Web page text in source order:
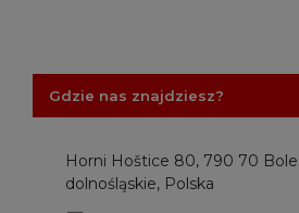
Gdzie nas znajdziesz?
Horni Hoštice 80, 790 70
dolnośląskie, Polska